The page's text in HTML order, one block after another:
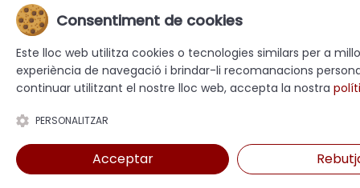
Consentiment de cookies
Este lloc web utilitza cookies o tecnologies similars per a
experiència de navegació i brindar-li recomanacions
continuar utilitzant el nostre lloc web, accepta la nostra
PERSONALITZAR
Acceptar